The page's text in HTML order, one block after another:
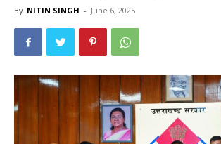
By NITIN SINGH - June 6, 2025